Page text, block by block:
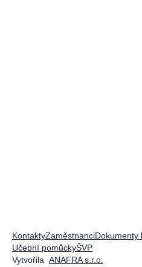
KontaktyZaměstnanciDokumenty
Učební pomůckyŠVP
Vytvořila ANAFRA s.r.o.